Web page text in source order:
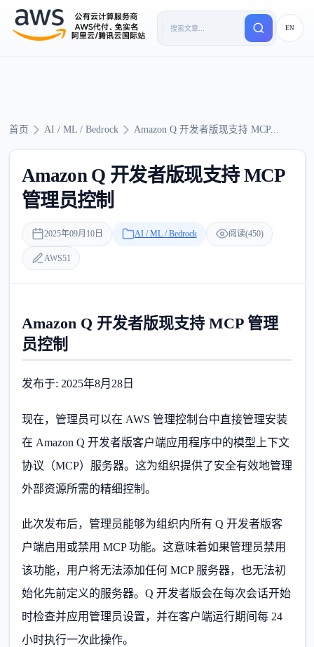
EN
首页 AI / ML / Bedrock Amazon Q 开发者版现支持 MCP...
Amazon Q 开发者版现支持 MCP
管理员控制
2025年09月10日 AI / ML / Bedrock 阅读(450)
AWS51
Amazon Q 开发者版现支持 MCP 管理
员控制
发布于: 2025年8月28日
现在，管理员可以在 AWS 管理控制台中直接管理安装
在 Amazon Q 开发者版客户端应用程序中的模型上下文
协议（MCP）服务器。这为组织提供了安全有效地管理
外部资源所需的精细控制。
此次发布后，管理员能够为组织内所有 Q 开发者版客
户端启用或禁用 MCP 功能。这意味着如果管理员禁用
该功能，用户将无法添加任何 MCP 服务器，也无法初
始化先前定义的服务器。Q 开发者版会在每次会话开始
时检查并应用管理员设置，并在客户端运行期间每 24
小时执行一次此操作。